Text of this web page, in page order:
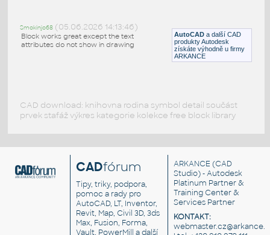
DWG Svařování AutoCAD a další CAD
produkty Autodesk
získáte výhodně u firmy
ARKANCE
Smokinjo68 (05.06.2026 14:13:46)
Block works great except the text
attributes do not show in drawing
CAD download: knihovna rodina symbol detail součást
prvek stafáž výkres kategorie kolekce free block library
CADfórum
Tipy, triky, podpora,
pomoc a rady pro
AutoCAD, LT, Inventor,
Revit, Map, Civil 3D, 3ds
Max, Fusion, Forma,
Vault, PowerMill a další
ARKANCE (CAD
Studio) - Autodesk
Platinum Partner &
Training Center &
Services Partner
KONTAKT: